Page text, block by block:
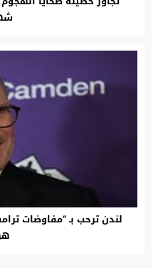
لندن ترحب بـ “مفاوضات